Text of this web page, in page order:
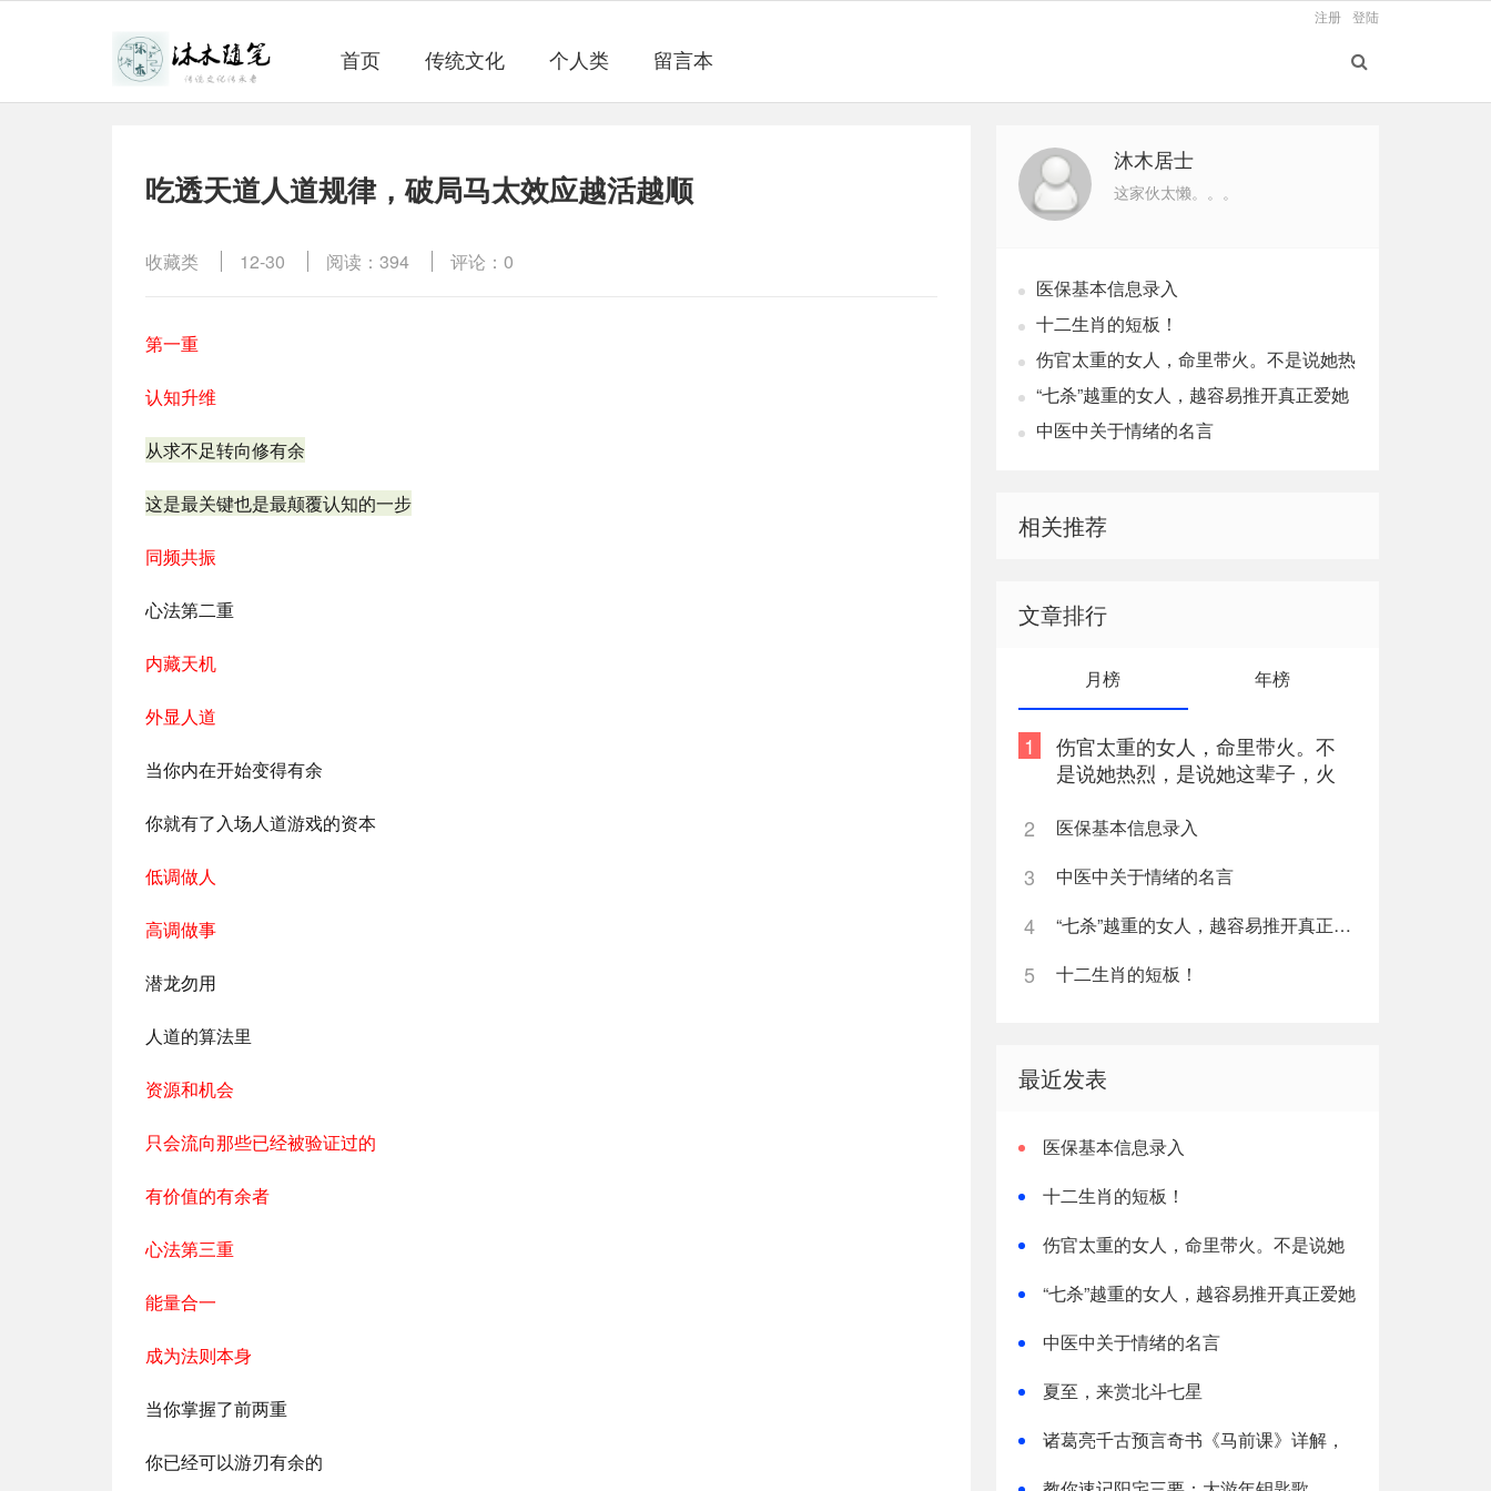
登陆
注册
首页 传统文化 个人类 留言本
吃透天道人道规律，破局马太效应越活越顺
收藏类 12-30 阅读：394 评论：0
第一重
认知升维
从求不足转向修有余
这是最关键也是最颠覆认知的一步
同频共振
心法第二重
内藏天机
外显人道
当你内在开始变得有余
你就有了入场人道游戏的资本
低调做人
高调做事
潜龙勿用
人道的算法里
资源和机会
只会流向那些已经被验证过的
有价值的有余者
心法第三重
能量合一
成为法则本身
当你掌握了前两重
你已经可以游刃有余的
沐木居士
这家伙太懒。。。
医保基本信息录入
十二生肖的短板！
伤官太重的女人，命里带火。不是说她热
烈，是说她这辈子，火总往外烧
“七杀”越重的女人，越容易推开真正爱她
的人中医中关于情绪的名言
相关推荐
文章排行
月榜 年榜
1
伤官太重的女人，命里带火。不
是说她热烈，是说她这辈子，火
2
医保基本信息录入
3 中医中关于情绪的名言
4 “七杀”越重的女人，越容易推开真正爱她的人
5 十二生肖的短板！
最近发表
医保基本信息录入
十二生肖的短板！
伤官太重的女人，命里带火。不是说她
“七杀”越重的女人，越容易推开真正爱她
中医中关于情绪的名言
夏至，来赏北斗七星
诸葛亮千古预言奇书《马前课》详解，